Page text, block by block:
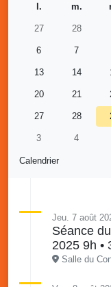
Calendrier
l.
m.
27 28
6 7
13 14
20 21
27 28
3 4
Jeu. 7 août
Séance
2025 9h •
Salle du